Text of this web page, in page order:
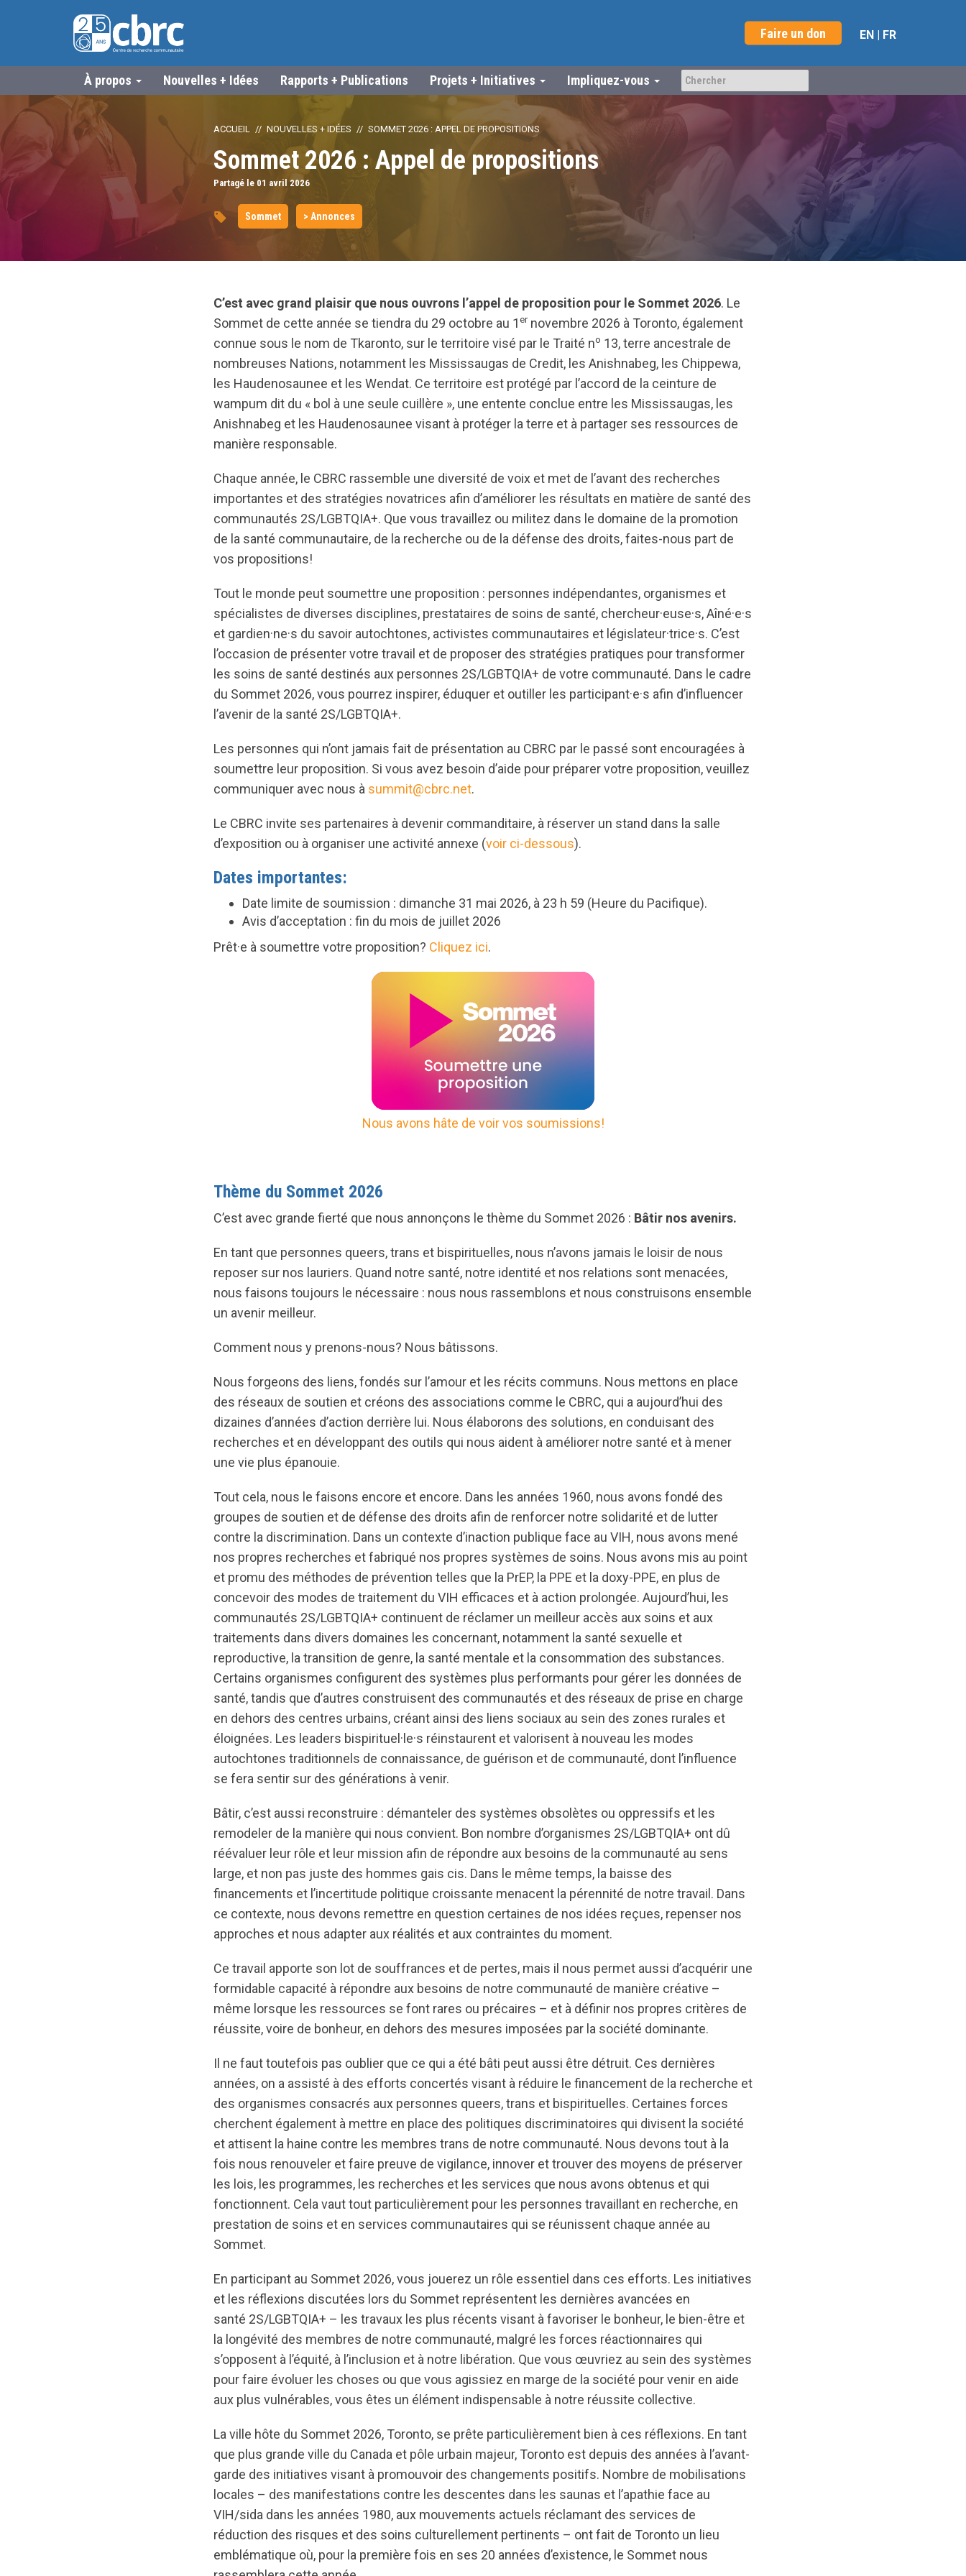
Faire un don EN | FR
À propos Nouvelles + Idées Rapports + Publications Projets + Initiatives Impliquez-vous
ACCUEIL NOUVELLES + IDÉES SOMMET 2026 : APPEL DE PROPOSITIONS
Sommet 2026 : Appel de propositions
Partagé le 01 avril 2026
Sommet > Annonces
C’est avec grand plaisir que nous ouvrons l’appel de proposition pour le Sommet 2026. Le
Sommet de cette année se tiendra du 29 octobre au 1ernovembre 2026 à Toronto, également
connue sous le nom de Tkaronto, sur le territoire visé par le Traité no 13, terre ancestrale de
nombreuses Nations, notamment les Mississaugas de Credit, les Anishnabeg, les Chippewa,
les Haudenosaunee et les Wendat. Ce territoire est protégé par l’accord de la ceinture de
wampum dit du « bol à une seule cuillère », une entente conclue entre les Mississaugas, les
Anishnabeg et les Haudenosaunee visant à protéger la terre et à partager ses ressources de
manière responsable.
Chaque année, le CBRC rassemble une diversité de voix et met de l’avant des recherches
importantes et des stratégies novatrices afin d’améliorer les résultats en matière de santé des
communautés 2S/LGBTQIA+. Que vous travaillez ou militez dans le domaine de la promotion
de la santé communautaire, de la recherche ou de la défense des droits, faites-nous part de
vos propositions!
Tout le monde peut soumettre une proposition : personnes indépendantes, organismes et
spécialistes de diverses disciplines, prestataires de soins de santé, chercheur·euse·s, Aîné·e·s
et gardien·ne·s du savoir autochtones, activistes communautaires et législateur·trice·s. C’est
l’occasion de présenter votre travail et de proposer des stratégies pratiques pour transformer
les soins de santé destinés aux personnes 2S/LGBTQIA+ de votre communauté. Dans le cadre
du Sommet 2026, vous pourrez inspirer, éduquer et outiller les participant·e·s afin d’influencer
l’avenir de la santé 2S/LGBTQIA+.
Les personnes qui n’ont jamais fait de présentation au CBRC par le passé sont encouragées à
soumettre leur proposition. Si vous avez besoin d’aide pour préparer votre proposition, veuillez
communiquer avec nous à summit@cbrc.net.
Le CBRC invite ses partenaires à devenir commanditaire, à réserver un stand dans la salle
d’exposition ou à organiser une activité annexe (voir ci-dessous).
Dates importantes:
Date limite de soumission : dimanche 31 mai 2026, à 23 h 59 (Heure du Pacifique).
Avis d’acceptation : fin du mois de juillet 2026
Prêt·e à soumettre votre proposition? Cliquez ici.
Nous avons hâte de voir vos soumissions!
Thème du Sommet 2026
C’est avec grande fierté que nous annonçons le thème du Sommet 2026 : Bâtir nos avenirs.
En tant que personnes queers, trans et bispirituelles, nous n’avons jamais le loisir de nous
reposer sur nos lauriers. Quand notre santé, notre identité et nos relations sont menacées,
nous faisons toujours le nécessaire : nous nous rassemblons et nous construisons ensemble
un avenir meilleur.
Comment nous y prenons-nous? Nous bâtissons.
Nous forgeons des liens, fondés sur l’amour et les récits communs. Nous mettons en place
des réseaux de soutien et créons des associations comme le CBRC, qui a aujourd’hui des
dizaines d’années d’action derrière lui. Nous élaborons des solutions, en conduisant des
recherches et en développant des outils qui nous aident à améliorer notre santé et à mener
une vie plus épanouie.
Tout cela, nous le faisons encore et encore. Dans les années 1960, nous avons fondé des
groupes de soutien et de défense des droits afin de renforcer notre solidarité et de lutter
contre la discrimination. Dans un contexte d’inaction publique face au VIH, nous avons mené
nos propres recherches et fabriqué nos propres systèmes de soins. Nous avons mis au point
et promu des méthodes de prévention telles que la PrEP, la PPE et la doxy-PPE, en plus de
concevoir des modes de traitement du VIH efficaces et à action prolongée. Aujourd’hui, les
communautés 2S/LGBTQIA+ continuent de réclamer un meilleur accès aux soins et aux
traitements dans divers domaines les concernant, notamment la santé sexuelle et
reproductive, la transition de genre, la santé mentale et la consommation des substances.
Certains organismes configurent des systèmes plus performants pour gérer les données de
santé, tandis que d’autres construisent des communautés et des réseaux de prise en charge
en dehors des centres urbains, créant ainsi des liens sociaux au sein des zones rurales et
éloignées. Les leaders bispirituel·le·s réinstaurent et valorisent à nouveau les modes
autochtones traditionnels de connaissance, de guérison et de communauté, dont l’influence
se fera sentir sur des générations à venir.
Bâtir, c’est aussi reconstruire : démanteler des systèmes obsolètes ou oppressifs et les
remodeler de la manière qui nous convient. Bon nombre d’organismes 2S/LGBTQIA+ ont dû
réévaluer leur rôle et leur mission afin de répondre aux besoins de la communauté au sens
large, et non pas juste des hommes gais cis. Dans le même temps, la baisse des
financements et l’incertitude politique croissante menacent la pérennité de notre travail. Dans
ce contexte, nous devons remettre en question certaines de nos idées reçues, repenser nos
approches et nous adapter aux réalités et aux contraintes du moment.
Ce travail apporte son lot de souffrances et de pertes, mais il nous permet aussi d’acquérir une
formidable capacité à répondre aux besoins de notre communauté de manière créative –
même lorsque les ressources se font rares ou précaires – et à définir nos propres critères de
réussite, voire de bonheur, en dehors des mesures imposées par la société dominante.
Il ne faut toutefois pas oublier que ce qui a été bâti peut aussi être détruit. Ces dernières
années, on a assisté à des efforts concertés visant à réduire le financement de la recherche et
des organismes consacrés aux personnes queers, trans et bispirituelles. Certaines forces
cherchent également à mettre en place des politiques discriminatoires qui divisent la société
et attisent la haine contre les membres trans de notre communauté. Nous devons tout à la
fois nous renouveler et faire preuve de vigilance, innover et trouver des moyens de préserver
les lois, les programmes, les recherches et les services que nous avons obtenus et qui
fonctionnent. Cela vaut tout particulièrement pour les personnes travaillant en recherche, en
prestation de soins et en services communautaires qui se réunissent chaque année au
Sommet.
En participant au Sommet 2026, vous jouerez un rôle essentiel dans ces efforts. Les initiatives
et les réflexions discutées lors du Sommet représentent les dernières avancées en
santé 2S/LGBTQIA+ – les travaux les plus récents visant à favoriser le bonheur, le bien-être et
la longévité des membres de notre communauté, malgré les forces réactionnaires qui
s’opposent à l’équité, à l’inclusion et à notre libération. Que vous œuvriez au sein des systèmes
pour faire évoluer les choses ou que vous agissiez en marge de la société pour venir en aide
aux plus vulnérables, vous êtes un élément indispensable à notre réussite collective.
La ville hôte du Sommet 2026, Toronto, se prête particulièrement bien à ces réflexions. En tant
que plus grande ville du Canada et pôle urbain majeur, Toronto est depuis des années à l’avant-
garde des initiatives visant à promouvoir des changements positifs. Nombre de mobilisations
locales – des manifestations contre les descentes dans les saunas et l’apathie face au
VIH/sida dans les années 1980, aux mouvements actuels réclamant des services de
réduction des risques et des soins culturellement pertinents – ont fait de Toronto un lieu
emblématique où, pour la première fois en ses 20 années d’existence, le Sommet nous